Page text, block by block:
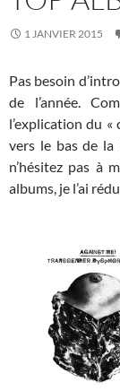
1 JANVIER 2015
Pas besoin
de l’année.
l’explication du
vers le bas de la
n’hésitez pas à
albums, je l’ai